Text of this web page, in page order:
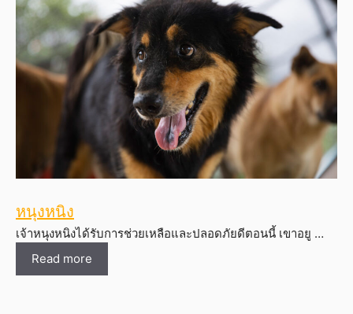
หนุงหนิง
เจ้าหนุงหนิงได้รับการช่วยเหลือและปลอดภัยดีตอนนี้ เขาอยู …
Read more